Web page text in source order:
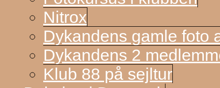
Nitrox
Dykandens gamle foto
Dykandens 2
Klub 88 på sejltur